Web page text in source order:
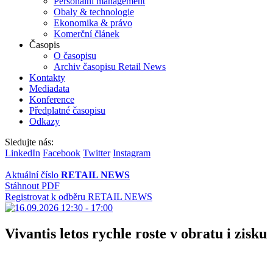
Obaly & technologie
Ekonomika & právo
Komerční článek
Časopis
O časopisu
Archiv časopisu Retail News
Kontakty
Mediadata
Konference
Předplatné časopisu
Odkazy
Sledujte nás:
LinkedIn Facebook Twitter Instagram
Aktuální číslo RETAIL NEWS
Stáhnout PDF
Registrovat k odběru RETAIL NEWS
Vivantis letos rychle roste v obratu i zisku